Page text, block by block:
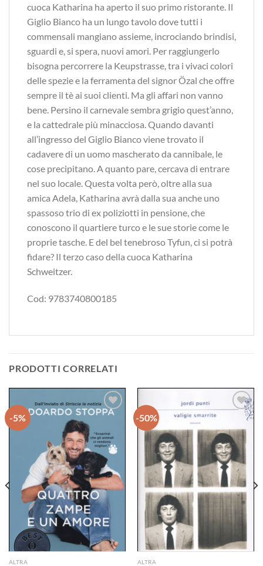
cuoca Katharina ha aperto il suo primo ristorante. Il
Giglio Bianco ha un lungo tavolo dove tutti i
commensali mangiano assieme, incrociando brindisi,
sguardi e, si spera, nuovi amori. Per raggiungerlo
bisogna percorrere la Keupstrasse, tra i vivaci colori
delle spezie e la ferramenta del signor Özal che offre
sempre il tè ai suoi clienti. Ma gli affari non vanno
bene. Persino il carnevale sembra grigio quest’anno,
e la cattedrale più minacciosa. Quando davanti
all’ingresso del Giglio Bianco viene trovato il
cadavere di un uomo mascherato da cannibale, le
cose precipitano. A quanto pare, cercava di entrare
nel suo locale. Questa volta però, oltre alla sua
amica Adela, Katharina avrà dalla sua anche uno
spassoso trio di ex poliziotti in pensione, che
conoscono il quartiere turco e le sue storie come le
proprie tasche. E del bel tenebroso Tyfun, ci si potrà
fidare? Il terzo caso della cuoca Katharina
Schweitzer.
Cod: 9783740800185
PRODOTTI CORRELATI
-5%
Aggiungi
alla lista
dei
desideri
ALTRA
-50%
Aggiungi
alla lista
dei
desideri
ALTRA